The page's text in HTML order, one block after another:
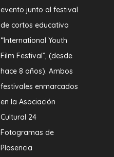
evento junto al festival
de cortos educativo
“International Youth
Film Festival”, (desde
hace 8 años). Ambos
festivales enmarcados
en la Asociación
Cultural 24
Fotogramas de
Plasencia